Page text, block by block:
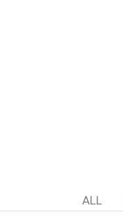
ALL